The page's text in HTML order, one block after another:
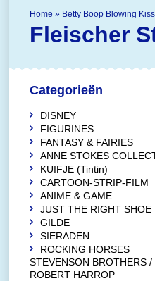
Home » Betty Boop Blowing
Fleischer
Categorieën
DISNEY
FIGURINES
FANTASY & FAIRIES
ANNE STOKES
KUIFJE (Tintin)
CARTOON-STRIP-FILM
ANIME & GAME
JUST THE RIGHT SHOE
GILDE
SIERADEN
ROCKING HORSES
STEVENSON BROTHERS /
ROBERT HARROP